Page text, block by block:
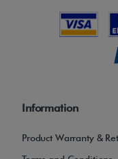
Information
Product Warranty &